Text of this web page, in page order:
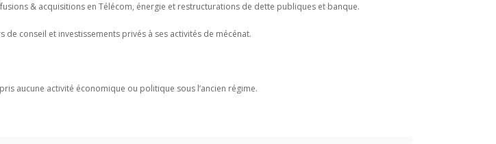
& acquisitions en Télécom, énergie et restructurations de dette publiques et banque.
conseil et investissements privés à ses activités de mécénat.
aucune activité économique ou politique sous l’ancien régime.